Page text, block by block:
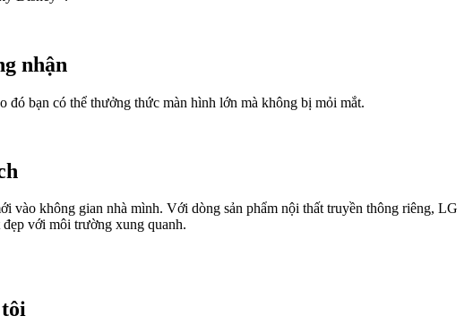
nhận
bạn có thể thưởng thức màn hình lớn mà không bị mỏi mắt.
vào không gian nhà mình. Với dòng sản phẩm nội thất truyền thông riêng, LG
với môi trường xung quanh.